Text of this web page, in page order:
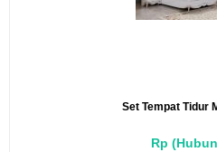
Set Tempat Tidur
Rp